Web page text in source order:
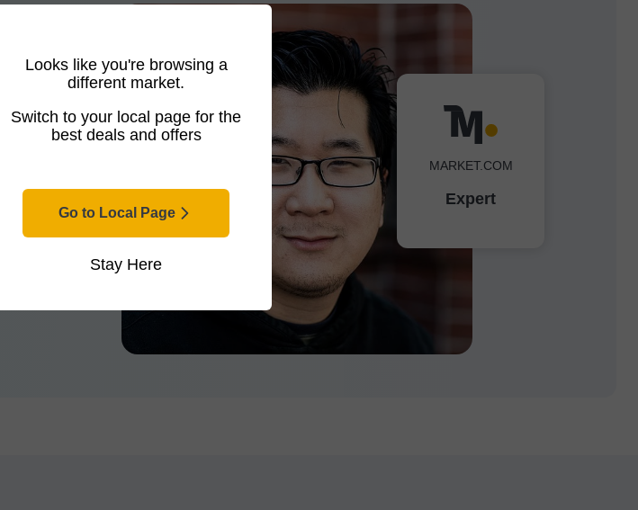
Looks like you're browsing a
different market.
Switch to your local page for the
best deals and offers
Go to Local Page
Stay Here
sus primeros
dispositivos y
el producto
es por
al lector que
MARKET.COM
Expert